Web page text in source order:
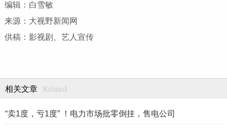
编辑：白雪敏
来源：大视野新闻网
供稿：影视剧、艺人宣传
相关文章 Related
“卖1度，亏1度” ！电力市场批零倒挂，售电公司